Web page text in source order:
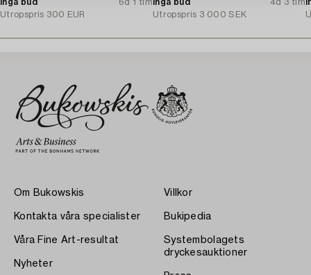
Inga bud
6d 1 tim
Utropspris 300 EUR
Inga bud
4d 3 tim
Utropspris 3 000 SEK
Om Bukowskis
Kontakta våra specialister
Våra Fine Art-resultat
Nyheter
Villkor
Bukipedia
Systembolagets
dryckesauktioner